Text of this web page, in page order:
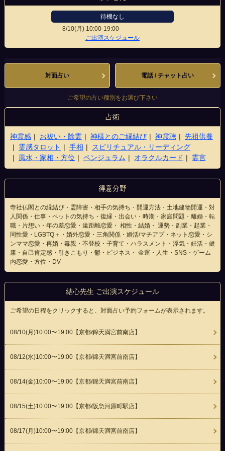
待機なし
8/10(月) 10:00-19:00
ご出演スケジュール
対面占い 電話 / チャット占い
ご希望の占い種別をお選び下さい
占術
神霊感 お祓い・除霊 神様とのご縁結び 神霊聴
先祖供養
霊感タロット
手相
スピリチュアル・リーディング
風水・家相・方位
ペンジュラム オラクルカード 霊言
得意分野
寺社仏閣との縁結び・霊障害・相手の気持ち・開運方法・土地建物開運・対
人関係・仕事・ペットの気持ち・復縁・出会い・時期・家庭問題・離婚・転
職・片想い・年の差恋愛・遠距離恋愛・ 相性・結婚・ 運勢・副業・起業・
同性愛・LGBTQ＋・婚外恋愛・三角関係・婚活/マチアプ・ネット恋愛・シ
ンママ恋愛・再婚・毒親・不登校・子育て・ハラスメント・浮気・妊活・健
康・自己肯定感・引きこもり・鬱・ビジネス・ 金運・人生・SNS・ゲーム
内恋愛・方位・DV
結心先生 ご出演スケジュール
ご希望の日程をクリックすると、対面占い予約フォームが表示されます。
08/10(月 )10:00〜19:00【京都/錦天満宮前南店】
08/12(水)10:00〜19:00【京都/錦天満宮前南店】
08/14(金)10:00〜19:00【京都/錦天満宮前南店】
08/15(土)10:00〜19:00【京都/阪急河原町駅店】
08/17(月 )10:00〜19:00【京都/錦天満宮前南店】